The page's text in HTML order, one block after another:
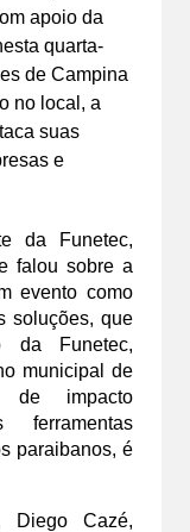
apoio da
quarta-
de Campina
no local, a
suas
e
da Funetec,
falou sobre a
evento como
soluções, que
da Funetec,
municipal de
de impacto
paraibanos, é
Diego Cazé,